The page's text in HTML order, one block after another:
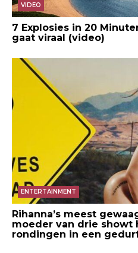
VIDEO
7 Explosies in 20
gaat viraal (video)
ENTERTAINMENT
Rihanna’s meest
moeder van drie showt
rondingen in een